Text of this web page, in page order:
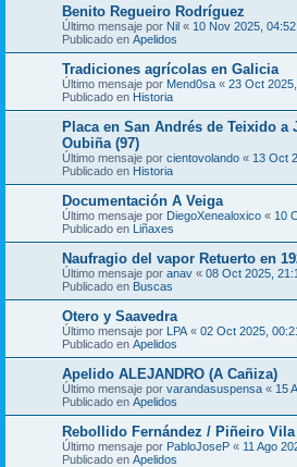
Benito Regueiro Rodríguez
Último mensaje por Nil « 10 Nov 2025, 04:52
Publicado en Apelidos
Tradiciones agrícolas en Galicia
Último mensaje por Mend0sa « 23 Oct
Publicado en Historia
Placa en San Andrés de Teixido a
Oubiña (97)
Último mensaje por cientovolando « 13 Oct
Publicado en Historia
Documentación A Veiga
Último mensaje por DiegoXenealoxico « 10
Publicado en Liñaxes
Naufragio del vapor Retuerto en
Último mensaje por anav « 08 Oct 2025,
Publicado en Buscas
Otero y Saavedra
Último mensaje por LPA « 02 Oct 2025,
Publicado en Apelidos
Apelido ALEJANDRO (A Cañiza)
Último mensaje por varandasuspensa « 15
Publicado en Apelidos
Rebollido Fernández / Piñeiro
Último mensaje por PabloJoseP « 11 Ago
Publicado en Apelidos